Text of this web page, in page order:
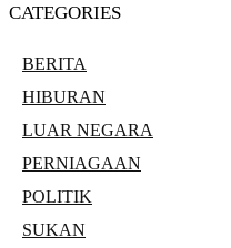
CATEGORIES
BERITA
HIBURAN
LUAR NEGARA
PERNIAGAAN
POLITIK
SUKAN